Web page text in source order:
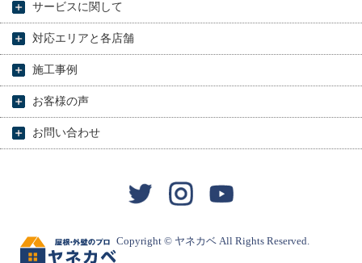
サービスに関して
対応エリアと各店舗
施工事例
お客様の声
お問い合わせ
Copyright © ヤネカベ All Rights Reserved.